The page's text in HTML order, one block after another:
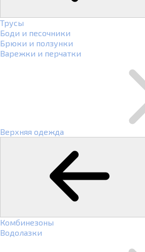
Трусы
Боди и песочники
Брюки и ползунки
Варежки и перчатки
Верхняя одежда
Комбинезоны
Водолазки